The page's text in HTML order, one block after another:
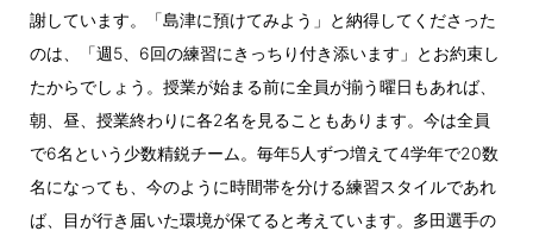
謝しています。「島津に預けてみよう」と納得してくださった
のは、「週5、6回の練習にきっちり付き添います」とお約束し
たからでしょう。授業が始まる前に全員が揃う曜日もあれば、
朝、昼、授業終わりに各2名を見ることもあります。今は全員
で6名という少数精鋭チーム。毎年5人ずつ増えて4学年で20数
名になっても、今のように時間帯を分ける練習スタイルであれ
ば、目が行き届いた環境が保てると考えています。多田選手の